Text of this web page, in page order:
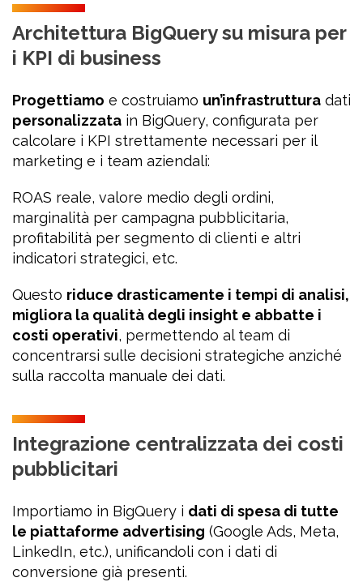
Architettura BigQuery su misura per
i KPI di business
Progettiamo e costruiamo un’infrastruttura dati
personalizzata in BigQuery, configurata per
calcolare i KPI strettamente necessari per il
marketing e i team aziendali:
ROAS reale, valore medio degli ordini,
marginalità per campagna pubblicitaria,
profitabilità per segmento di clienti e altri
indicatori strategici, etc.
Questo riduce drasticamente i tempi di analisi,
migliora la qualità degli insight e abbatte i
costi operativi, permettendo al team di
concentrarsi sulle decisioni strategiche anziché
sulla raccolta manuale dei dati.
Integrazione centralizzata dei costi
pubblicitari
Importiamo in BigQuery i dati di spesa di tutte
le piattaforme advertising (Google Ads, Meta,
LinkedIn, etc.), unificandoli con i dati di
conversione già presenti.